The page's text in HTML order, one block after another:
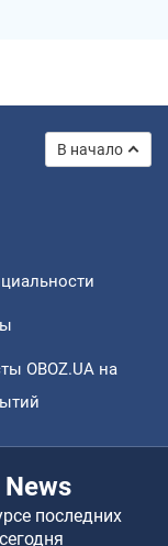
В начало
OBOZ.UA на
News
последних